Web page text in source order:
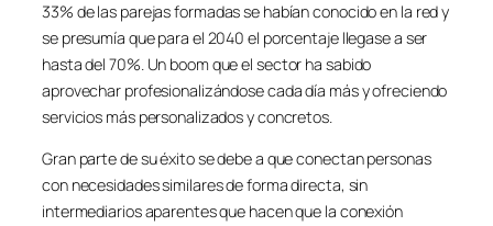
33% de las parejas formadas se habían conocido en la red y
se presumía que para el 2040 el porcentaje llegase a ser
hasta del 70%. Un boom que el sector ha sabido
aprovechar profesionalizándose cada día más y ofreciendo
servicios más personalizados y concretos.
Gran parte de su éxito se debe a que conectan personas
con necesidades similares de forma directa, sin
intermediarios aparentes que hacen que la conexión